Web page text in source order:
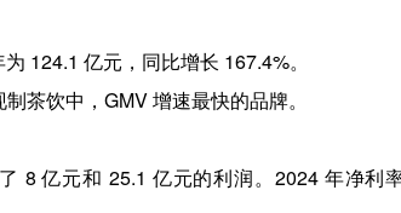
124.1 亿元，同比增长 167.4%。
茶饮中，GMV 增速最快的品牌。
8 亿元和 25.1 亿元的利润。2024 年净利